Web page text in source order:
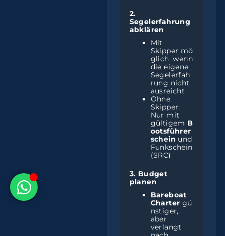
2.
Segelerfahrung
abklären
Mit
Skipper mö
glich, wenn
die eigene
Segelerfah
rung nicht
ausreicht
Ohne
Skipper:
Nur mit
gültigem B
ootsführer
schein und
Funkschein
(SRC)
3. Budget
planen
Bareboat
Charter gü
nstiger,
aber
verlangt